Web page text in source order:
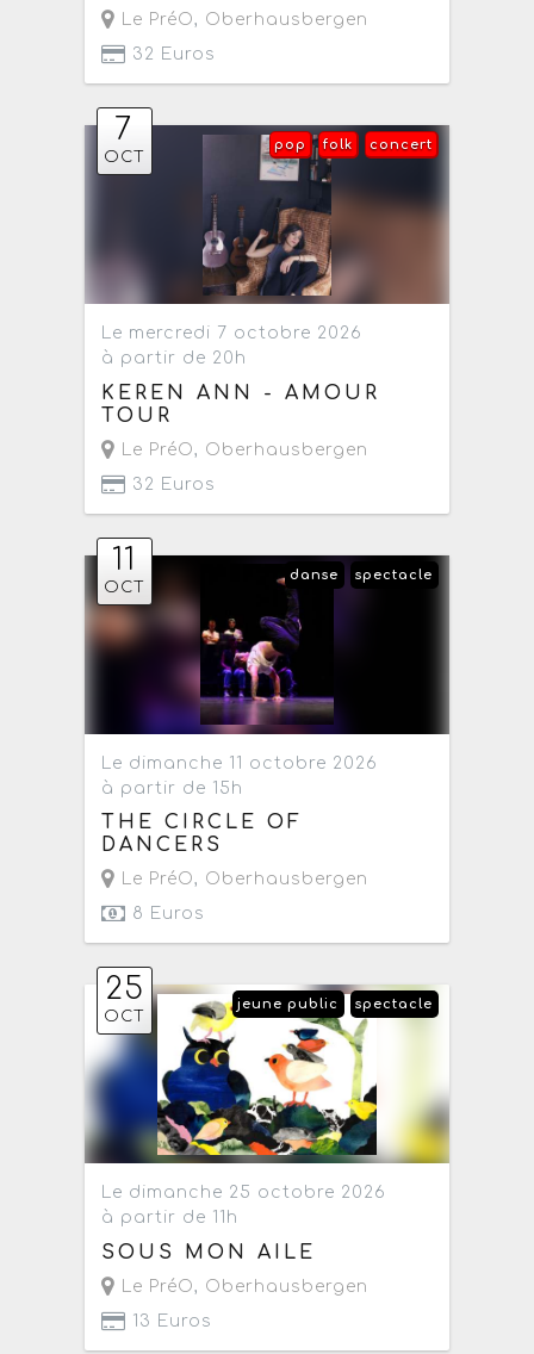
Le PréO, Oberhausbergen
32 Euros
7
OCT
concert
folk
pop
Le mercredi 7 octobre 2026
à partir de 20h
KEREN ANN - AMOUR
TOUR
Le PréO, Oberhausbergen
32 Euros
11
OCT
spectacle
danse
Le dimanche 11 octobre 2026
à partir de 15h
THE CIRCLE OF
DANCERS
Le PréO, Oberhausbergen
8 Euros
25
OCT
spectacle
jeune public
Le dimanche 25 octobre 2026
à partir de 11h
SOUS MON AILE
Le PréO, Oberhausbergen
13 Euros